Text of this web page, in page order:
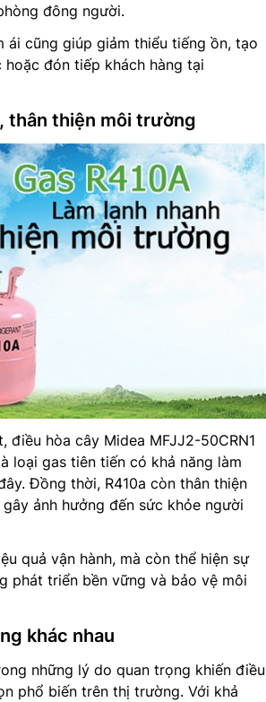
đông người.
ái cũng giúp giảm thiểu tiếng ồn, tạo
đón tiếp khách hàng tại
thân thiện môi trường
điều hòa cây Midea MFJJ2-50CRN1
loại gas tiên tiến có khả năng làm
Đồng thời, R410a còn thân thiện
ảnh hưởng đến sức khỏe người
quả vận hành, mà còn thể hiện sự
phát triển bền vững và bảo vệ môi
khác nhau
những lý do quan trọng khiến điều
phổ biến trên thị trường. Với khả